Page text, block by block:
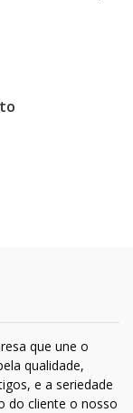
que une o
qualidade,
e a seriedade
do cliente o nosso